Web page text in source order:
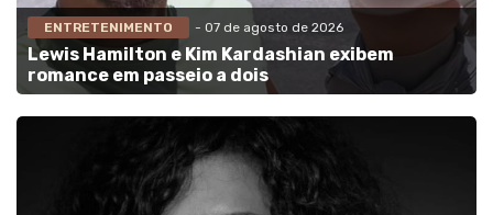
ENTRETENIMENTO - 07 de agosto de 2026
Lewis Hamilton e Kim Kardashian exibem
romance em passeio a dois